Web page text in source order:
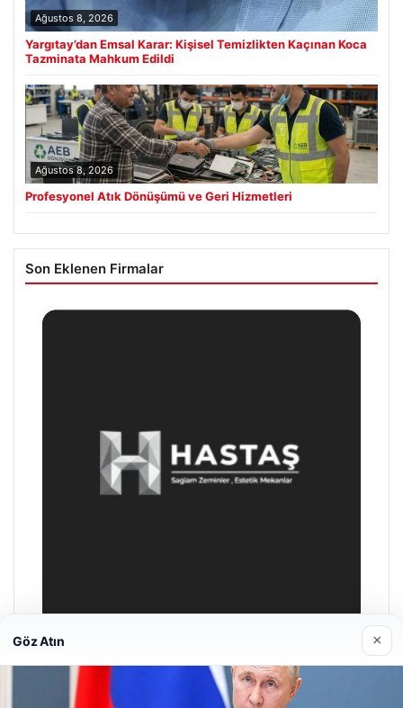
Ağustos 8, 2026
Yargıtay’dan Emsal Karar: Kişisel Temizlikten Kaçınan Koca
Tazminata Mahkum Edildi
Ağustos 8, 2026
Profesyonel Atık Dönüşümü ve Geri Hizmetleri
Son Eklenen Firmalar
Prenses Night Club
Nisan 29, 2026
Göz Atın ×